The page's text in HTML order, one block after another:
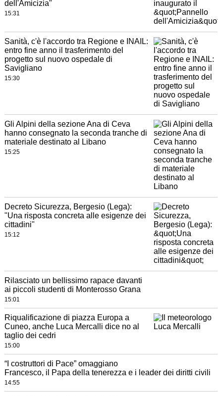
dell'Amicizia"
15:31
Sanità, c'è l'accordo tra Regione e INAIL:
entro fine anno il trasferimento del
progetto sul nuovo ospedale di
Savigliano
15:30
Gli Alpini della sezione Ana di Ceva
hanno consegnato la seconda tranche di
materiale destinato al Libano
15:25
Decreto Sicurezza, Bergesio (Lega):
"Una risposta concreta alle esigenze dei
cittadini"
15:12
Rilasciato un bellissimo rapace davanti
ai piccoli studenti di Monterosso Grana
15:01
Riqualificazione di piazza Europa a
Cuneo, anche Luca Mercalli dice no al
taglio dei cedri
15:00
“I costruttori di Pace” omaggiano
Francesco, il Papa della tenerezza e i leader dei diritti civili
14:55